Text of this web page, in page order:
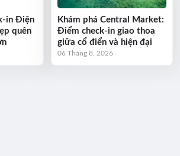
in Điện
quên
Khám phá Central Market:
Điểm check-in giao thoa
giữa cổ điển và hiện đại
06 Tháng 8, 2026